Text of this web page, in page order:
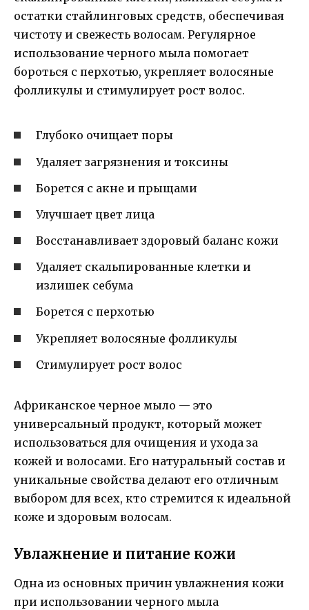
остатки стайлинговых средств, обеспечивая
чистоту и свежесть волосам. Регулярное
использование черного мыла помогает
бороться с перхотью, укрепляет волосяные
фолликулы и стимулирует рост волос.
Глубоко очищает поры
Удаляет загрязнения и токсины
Борется с акне и прыщами
Улучшает цвет лица
Восстанавливает здоровый баланс кожи
Удаляет скальпированные клетки и
излишек себума
Борется с перхотью
Укрепляет волосяные фолликулы
Стимулирует рост волос
Африканское черное мыло — это
универсальный продукт, который может
использоваться для очищения и ухода за
кожей и волосами. Его натуральный состав и
уникальные свойства делают его отличным
выбором для всех, кто стремится к идеальной
коже и здоровым волосам.
Увлажнение и питание кожи
Одна из основных причин увлажнения кожи
при использовании черного мыла